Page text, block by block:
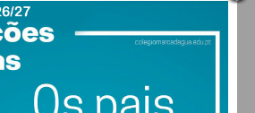
28° 29